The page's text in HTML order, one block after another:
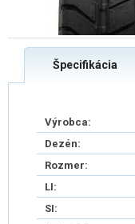
Špecifikácia
Výrobca:
Dezén:
Rozmer:
LI:
SI: